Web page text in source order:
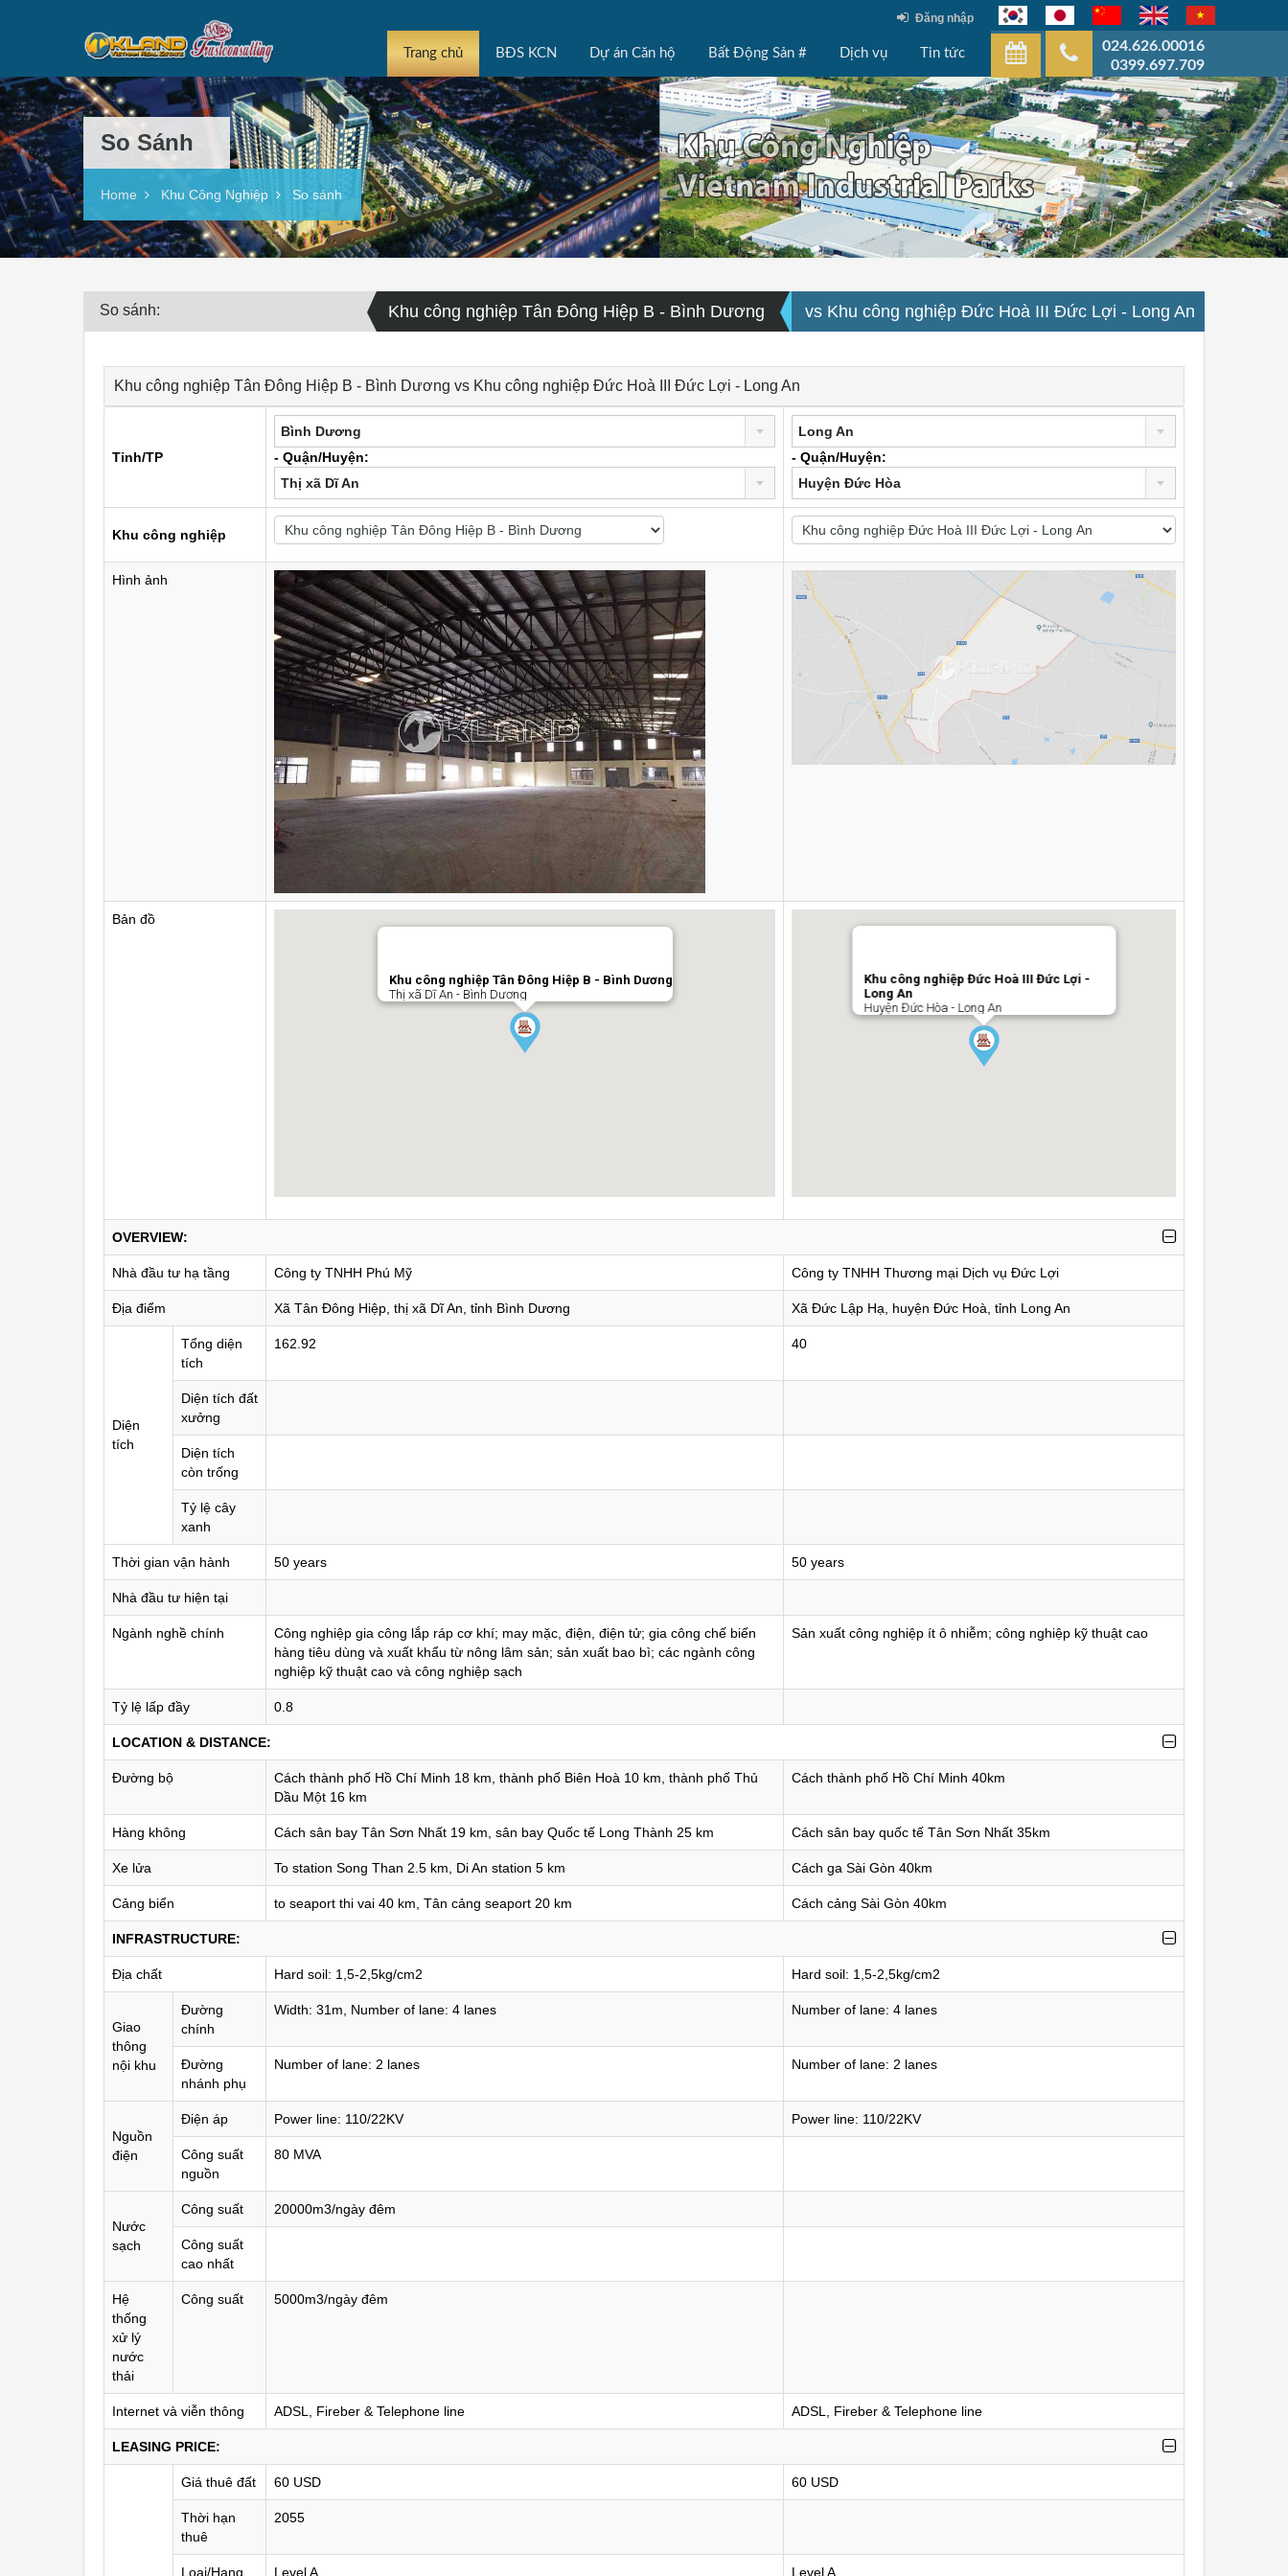
Đăng nhập
024.626.00016
0399.697.709
Trang chủ BĐS KCN Dự án Căn hộ Bất Động Sản # Dịch vụ Tin tức
So Sánh
Home Khu Công Nghiệp So sánh
So sánh: Khu công nghiệp Tân Đông Hiệp B - Bình Dương vs Khu công nghiệp Đức Hoà III Đức Lợi - Long An
Khu công nghiệp Tân Đông Hiệp B - Bình Dương vs Khu công nghiệp Đức Hoà III Đức Lợi - Long An
Tỉnh/TP
Bình Dương
- Quận/Huyện:
Thị xã Dĩ An
Long An
- Quận/Huyện:
Huyện Đức Hòa
Khu công nghiệp
Hình ảnh
Bản đồ
Khu công nghiệp Tân Đông Hiệp B - Bình Dương
Thị xã Dĩ An - Bình Dương
Khu công nghiệp Đức Hoà III Đức Lợi -
Long An
Huyện Đức Hòa - Long An
OVERVIEW:
Nhà đầu tư hạ tầng Công ty TNHH Phú Mỹ Công ty TNHH Thương mại Dịch vụ Đức Lợi
Địa điểm Xã Tân Đông Hiệp, thị xã Dĩ An, tỉnh Bình Dương Xã Đức Lập Hạ, huyện Đức Hoà, tỉnh Long An
Diện
tích
Tổng diện
tích
162.92 40
Diện tích đất
xưởng
Diện tích
còn trống
Tỷ lệ cây
xanh
Thời gian vận hành 50 years 50 years
Nhà đầu tư hiện tại
Ngành nghề chính
Công nghiệp gia công lắp ráp cơ khí; may mặc, điện, điện tử; gia công chế biến
hàng tiêu dùng và xuất khẩu từ nông lâm sản; sản xuất bao bì; các ngành công
nghiệp kỹ thuật cao và công nghiệp sạch
Sản xuất công nghiệp ít ô nhiễm; công nghiệp kỹ thuật cao
Tỷ lệ lấp đầy 0.8
LOCATION & DISTANCE:
Đường bộ
Cách thành phố Hồ Chí Minh 18 km, thành phố Biên Hoà 10 km, thành phố Thủ
Dầu Một 16 km
Cách thành phố Hồ Chí Minh 40km
Hàng không Cách sân bay Tân Sơn Nhất 19 km, sân bay Quốc tế Long Thành 25 km Cách sân bay quốc tế Tân Sơn Nhất 35km
Xe lửa To station Song Than 2.5 km, Di An station 5 km Cách ga Sài Gòn 40km
Cảng biển to seaport thi vai 40 km, Tân cảng seaport 20 km Cách cảng Sài Gòn 40km
INFRASTRUCTURE:
Địa chất Hard soil: 1,5-2,5kg/cm2 Hard soil: 1,5-2,5kg/cm2
Giao
thông
nội khu
Đường
chính
Width: 31m, Number of lane: 4 lanes Number of lane: 4 lanes
Đường
nhánh phụ
Number of lane: 2 lanes Number of lane: 2 lanes
Nguồn
điện
Điện áp Power line: 110/22KV Power line: 110/22KV
Công suất
nguồn
80 MVA
Nước
sạch
Công suất 20000m3/ngày đêm
Công suất
cao nhất
Hệ
thống
xử lý
nước
thải
Công suất 5000m3/ngày đêm
Internet và viễn thông ADSL, Fireber & Telephone line ADSL, Fireber & Telephone line
LEASING PRICE:
Giá thuê đất 60 USD 60 USD
Thời hạn
thuê
2055
Loại/Hạng Level A Level A